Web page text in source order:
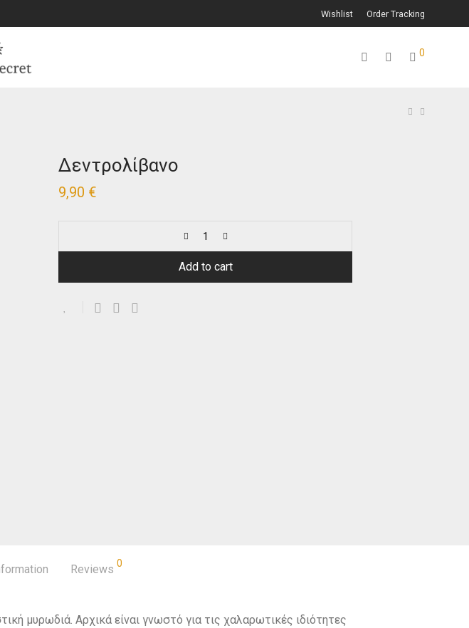
Wishlist Order Tracking
0
Δεντρολίβανο
9,90 €
Add to cart
Reviews 0
μυρωδιά. Αρχικά είναι γνωστό για τις χαλαρωτικές ιδιότητες